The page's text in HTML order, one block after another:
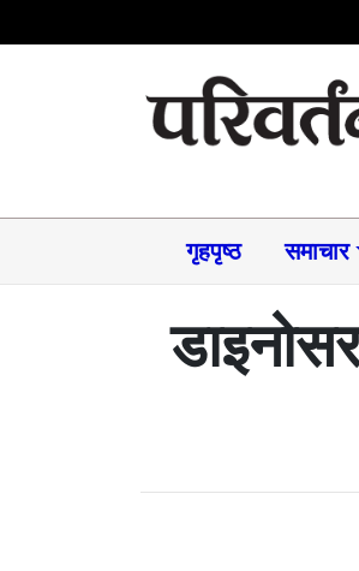
गृहपृष्ठ समाचार​